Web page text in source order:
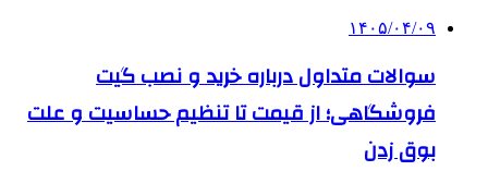
۱۴۰۵/۰۴/۰۹
سوالات متداول درباره خرید و نصب گیت
فروشگاهی؛ از قیمت تا تنظیم حساسیت و علت
بوق زدن